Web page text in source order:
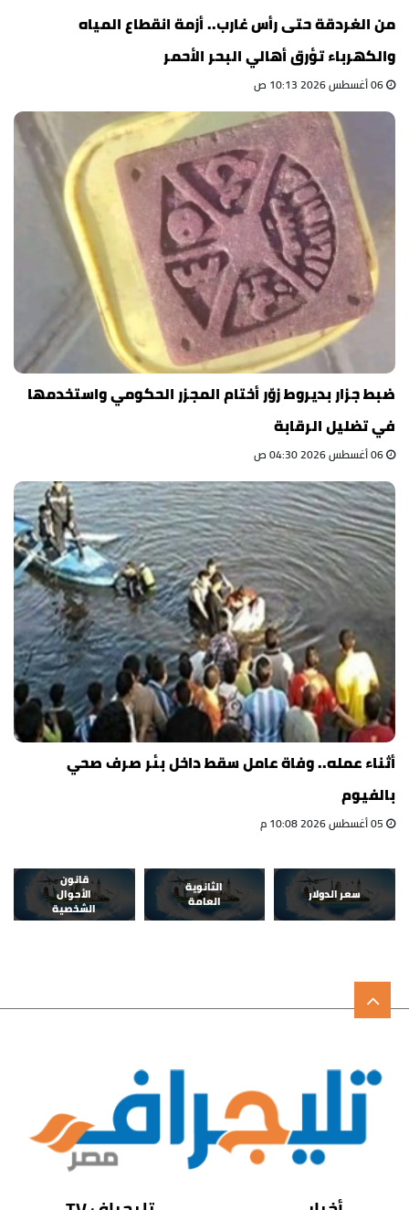
من الغردقة حتى رأس غارب.. أزمة انقطاع المياه
والكهرباء تؤرق أهالي البحر الأحمر
ضبط جزار بديروط زوّر أختام المجزر الحكومي واستخدمها
في تضليل الرقابة
أثناء عمله.. وفاة عامل سقط داخل بئر صرف صحي
بالفيوم
سعر الدولار
الثانوية
العامة
قانون
الأحوال
الشخصية